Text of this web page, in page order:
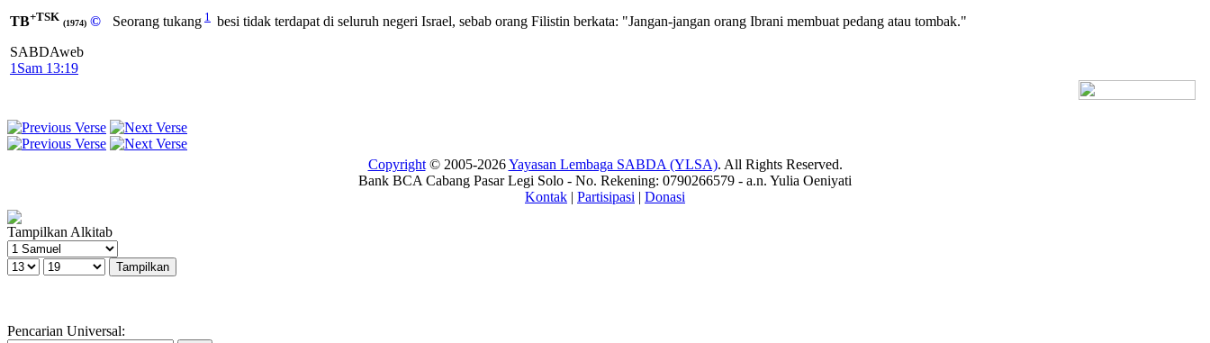
TB+TSK (1974) ©
SABDAweb
1Sam 13:19
Seorang tukang 1 besi tidak terdapat di seluruh negeri Israel, sebab orang Filistin berkata: "Jangan-jangan orang Ibrani membuat pedang atau tombak."
Copyright© 2005-2026Yayasan Lembaga SABDA (YLSA). All Rights Reserved.
Bank BCA Cabang Pasar Legi Solo - No. Rekening: 0790266579 - a.n. Yulia Oeniyati
Kontak | Partisipasi | Donasi
Tampilkan Alkitab
Pencarian Universal: